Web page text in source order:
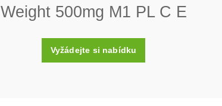
Plastová schránka (součást balení)
Weight 500mg M1 PL C E
Vyžádejte si nabídku